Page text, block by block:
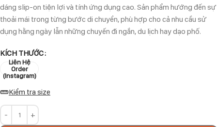
dáng slip-on tiện lợi và tính ứng dụng cao. Sản phẩm hướng đến sự
thoải mái trong từng bước di chuyển, phù hợp cho cả nhu cầu sử
dụng hằng ngày lẫn những chuyến đi ngắn, du lịch hay dạo phố.
KÍCH THƯỚC
Liên Hệ
Order
(Instagram)
Kiểm tra size